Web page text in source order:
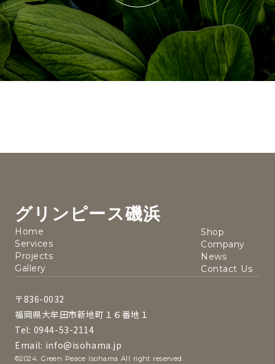
グリンピース磯浜
Home
Services
Projects
Gallery
Shop
Company
News
Contact Us
〒836-0032
福岡県大牟田市新地町１６番地１
Tel: 0944-53-2114
Email: info@isohama.jp
©2024. Green Peace Isohama All right reserved.